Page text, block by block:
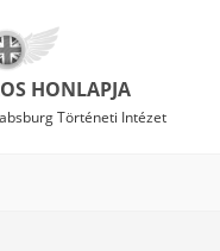
HONLAPJA
Történeti Intézet